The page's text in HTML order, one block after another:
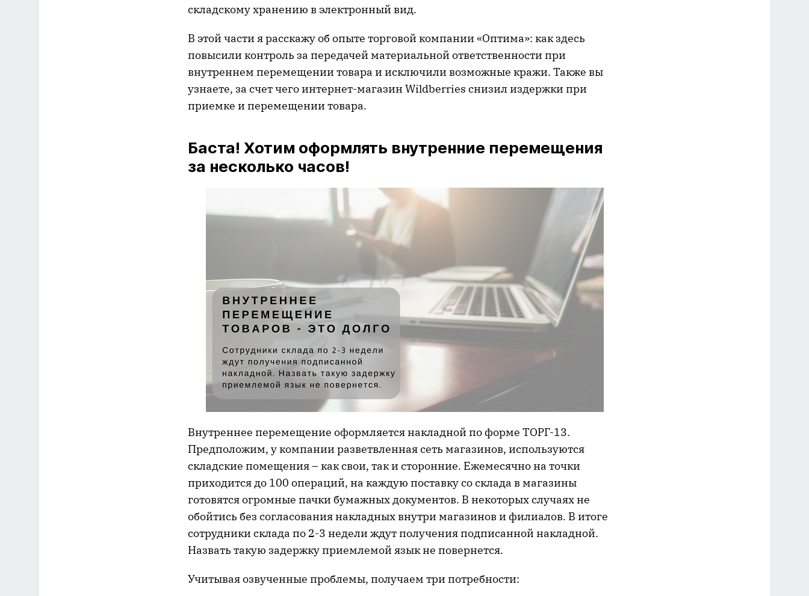
складскому хранению в электронный вид.
В этой части я расскажу об опыте торговой компании «Оптима»: как здесь
повысили контроль за передачей материальной ответственности при
внутреннем перемещении товара и исключили возможные кражи. Также вы
узнаете, за счет чего интернет-магазин Wildberries снизил издержки при
приемке и перемещении товара.
Баста! Хотим оформлять внутренние перемещения
за несколько часов!
Внутреннее перемещение оформляется накладной по форме ТОРГ-13.
Предположим, у компании разветвленная сеть магазинов, используются
складские помещения – как свои, так и сторонние. Ежемесячно на точки
приходится до 100 операций, на каждую поставку со склада в магазины
готовятся огромные пачки бумажных документов. В некоторых случаях не
обойтись без согласования накладных внутри магазинов и филиалов. В итоге
сотрудники склада по 2-3 недели ждут получения подписанной накладной.
Назвать такую задержку приемлемой язык не повернется.
Учитывая озвученные проблемы, получаем три потребности: